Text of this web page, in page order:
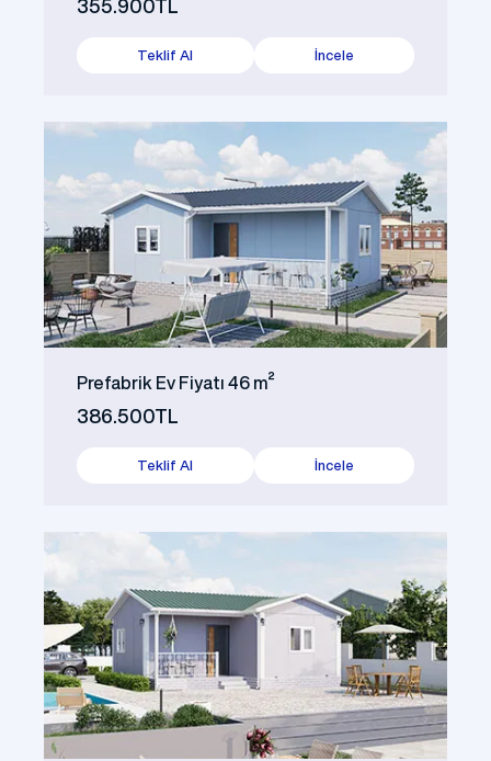
355.900TL
Teklif Al İncele
Prefabrik Ev Fiyatı 46 m²
386.500TL
Teklif Al İncele